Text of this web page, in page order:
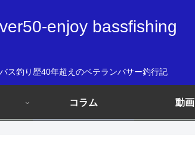
enjoy bassfishing
バス釣り歴40年超えのベテランバサー釣行記
コラム 動画